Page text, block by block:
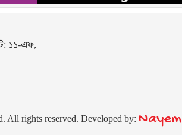
১১-এফ,
All rights reserved. Developed by: Nayem